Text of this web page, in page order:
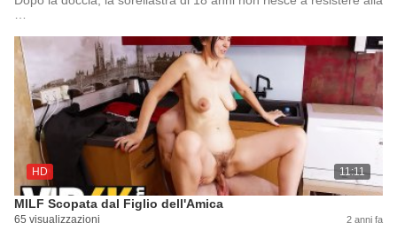
HD 11:11
MILF Scopata dal Figlio dell'Amica
65 visualizzazioni 2 anni fa